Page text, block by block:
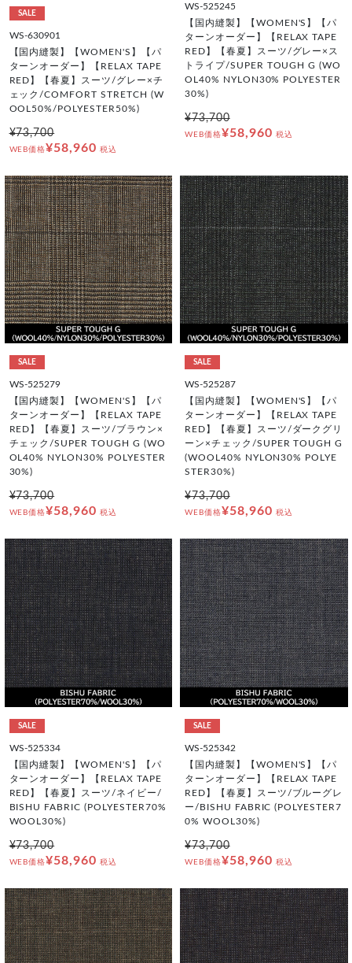
SALE
WS-630901
【国内縫製】【WOMEN'S】【パ
ターンオーダー】【RELAX TAPE
RED】【春夏】スーツ/グレー×チ
ェック/COMFORT STRETCH (W
OOL50%/POLYESTER50%)
¥73,700
WEB価格¥58,960 税込
WS-525245
【国内縫製】【WOMEN'S】【パ
ターンオーダー】【RELAX TAPE
RED】【春夏】スーツ/グレー×ス
トライプ/SUPER TOUGH G (WO
OL40% NYLON30% POLYESTER
30%)
¥73,700
WEB価格¥58,960 税込
SALE
WS-525279
【国内縫製】【WOMEN'S】【パ
ターンオーダー】【RELAX TAPE
RED】【春夏】スーツ/ブラウン×
チェック/SUPER TOUGH G (WO
OL40% NYLON30% POLYESTER
30%)
¥73,700
WEB価格¥58,960 税込
SALE
WS-525287
【国内縫製】【WOMEN'S】【パ
ターンオーダー】【RELAX TAPE
RED】【春夏】スーツ/ダークグリ
ーン×チェック/SUPER TOUGH G
(WOOL40% NYLON30% POLYE
STER30%)
¥73,700
WEB価格¥58,960 税込
SALE
WS-525334
【国内縫製】【WOMEN'S】【パ
ターンオーダー】【RELAX TAPE
RED】【春夏】スーツ/ネイビー/
BISHU FABRIC (POLYESTER70%
WOOL30%)
¥73,700
WEB価格¥58,960 税込
SALE
WS-525342
【国内縫製】【WOMEN'S】【パ
ターンオーダー】【RELAX TAPE
RED】【春夏】スーツ/ブルーグレ
ー/BISHU FABRIC (POLYESTER7
0% WOOL30%)
¥73,700
WEB価格¥58,960 税込